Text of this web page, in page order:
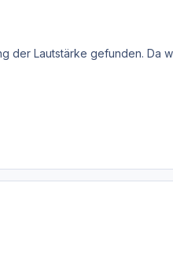
der Lautstärke gefunden. Da